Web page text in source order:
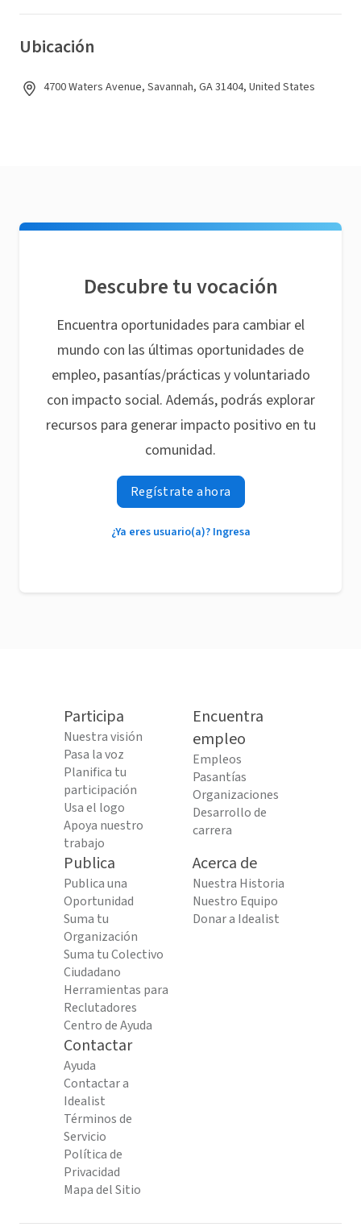
Ubicación
4700 Waters Avenue, Savannah, GA 31404, United States
Descubre tu vocación
Encuentra oportunidades para cambiar el
mundo con las últimas oportunidades de
empleo, pasantías/prácticas y voluntariado
con impacto social. Además, podrás explorar
recursos para generar impacto positivo en tu
comunidad.
Regístrate ahora
¿Ya eres usuario(a)? Ingresa
Participa
Nuestra visión
Pasa la voz
Planifica tu
participación
Usa el logo
Apoya nuestro
trabajo
Encuentra
empleo
Empleos
Pasantías
Organizaciones
Desarrollo de
carrera
Publica
Publica una
Oportunidad
Suma tu
Organización
Suma tu Colectivo
Ciudadano
Herramientas para
Reclutadores
Centro de Ayuda
Acerca de
Nuestra Historia
Nuestro Equipo
Donar a Idealist
Contactar
Ayuda
Contactar a
Idealist
Términos de
Servicio
Política de
Privacidad
Mapa del Sitio